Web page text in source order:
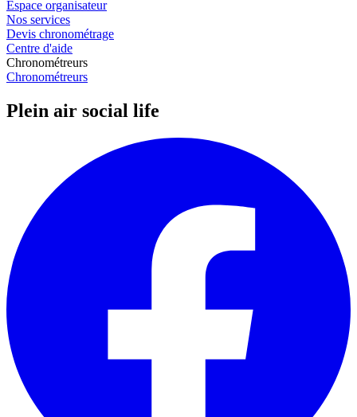
Espace organisateur
Nos services
Devis chronométrage
Centre d'aide
Chronométreurs
Chronométreurs
Plein air social life